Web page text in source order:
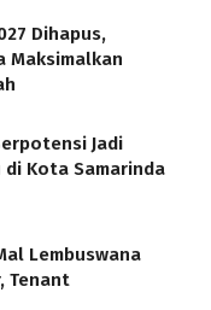
Dihapus,
Maksimalkan
Jadi
di Kota Samarinda
Lembuswana
Tenant